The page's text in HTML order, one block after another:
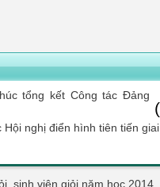
tổng kết Công tác Đảng
nghị điển hình tiên tiến
sinh viên giỏi năm học 2014